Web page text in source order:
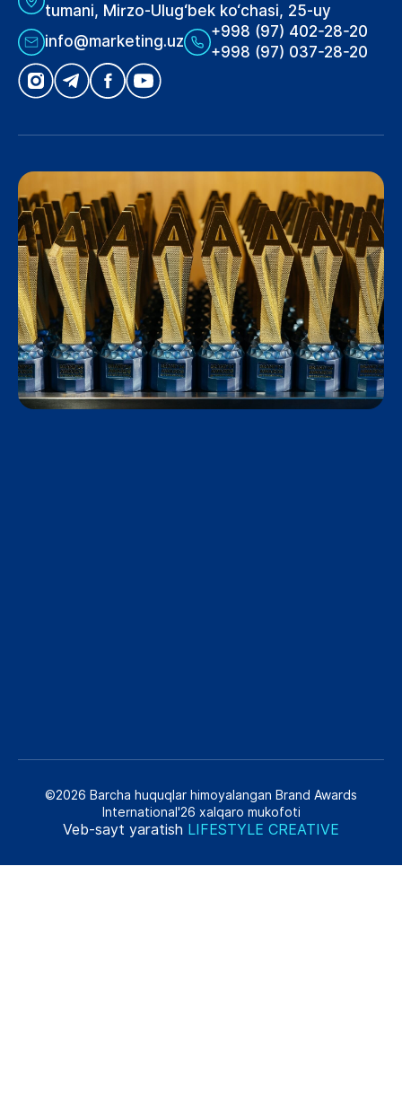
tumani, Mirzo-Ulug‘bek ko‘chasi, 25-uy
info@marketing.uz
+998 (97) 402-28-20
+998 (97) 037-28-20
©2026 Barcha huquqlar himoyalangan Brand Awards
International'26 xalqaro mukofoti
Veb-sayt yaratish LIFESTYLE CREATIVE